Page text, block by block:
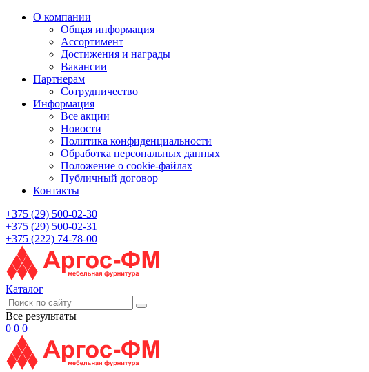
О компании
Общая информация
Ассортимент
Достижения и награды
Вакансии
Партнерам
Сотрудничество
Информация
Все акции
Новости
Политика конфиденциальности
Обработка персональных данных
Положение о cookie-файлах
Публичный договор
Контакты
+375 (29) 500-02-30
+375 (29) 500-02-31
+375 (222) 74-78-00
Каталог
Все результаты
0 0 0